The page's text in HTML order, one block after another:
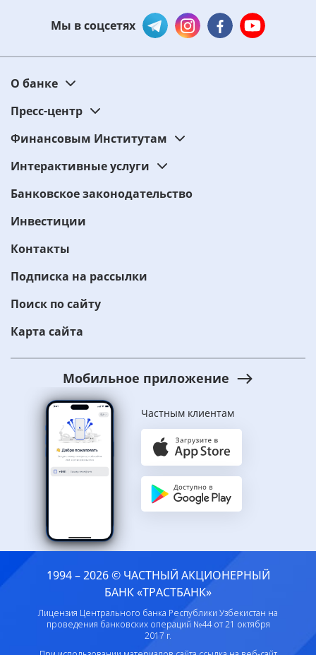
Мы в соцсетях
О банке
Пресс-центр
Финансовым Институтам
Интерактивные услуги
Банковское законодательство
Инвестиции
Контакты
Подписка на рассылки
Поиск по сайту
Карта сайта
Мобильное приложение
Частным клиентам
1994 – 2026 © ЧАСТНЫЙ АКЦИОНЕРНЫЙ
БАНК «ТРАСТБАНК»
Лицензия Центрального банка Республики Узбекистан на
проведения банковских операций №44 от 21 октября
2017 г.